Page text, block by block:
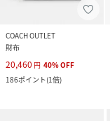
COACH OUTLET
財布
20,460 円 40%OFF
186ポイント(1倍)